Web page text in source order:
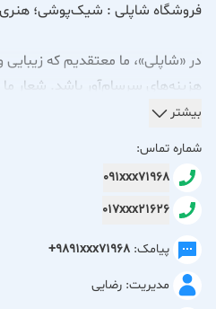
فروشگاه شاپلی : شیک‌پوشی؛ هنری
در «شاپلی»، ما معتقدیم که
هزینه‌های سرسام‌آور باشد. شعار
شیک‌ترین، گران‌ترین نیست.» ما
قیمتی منصفانه ارائه می‌دهند. با
انتخاب‌ها را خواهید داشت؛
بودجه شما سازگار.
بیشتر
شماره تماس:
091xxx71968
017xxx21626
پیامک: +9891xxx71968
مدیریت: رضایی